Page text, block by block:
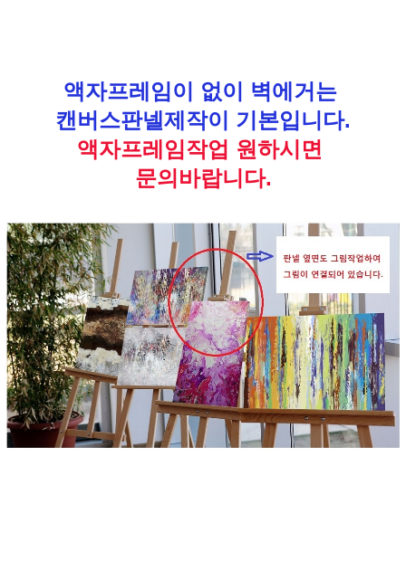
액자프레임이 없이 벽에거는
캔버스판넬제작이 기본입니다.
액자프레임작업 원하시면
문의바랍니다.